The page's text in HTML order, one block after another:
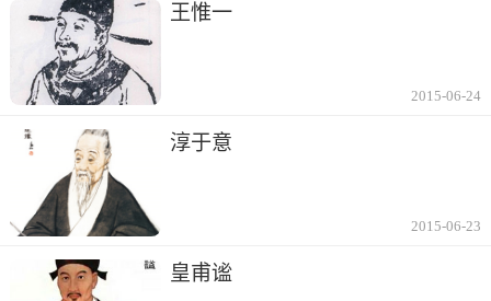
王惟一
2015-06-24
淳于意
2015-06-23
皇甫谧